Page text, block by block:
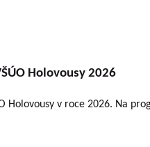
Holovousy 2026
Holovousy v roce 2026. Na